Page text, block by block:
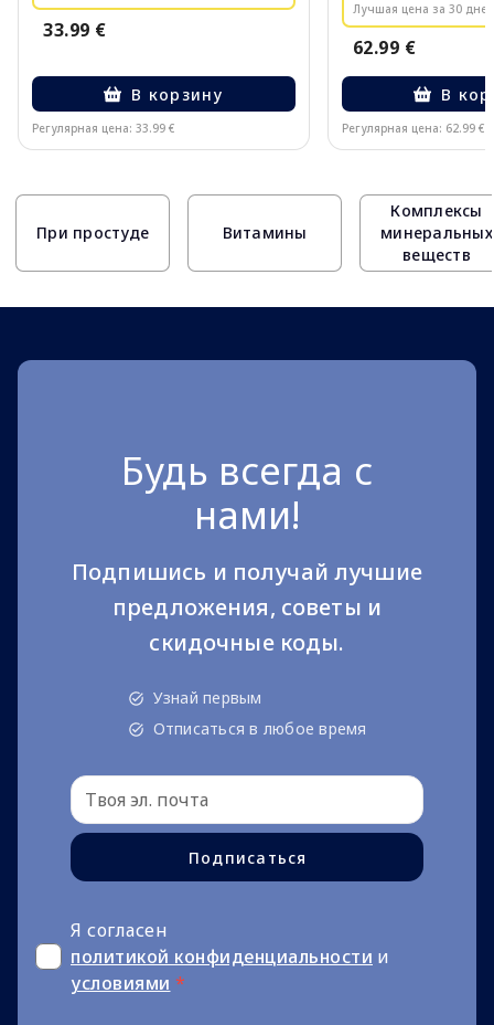
33.99 €
В корзину
Регулярная цена: 33.99 €
Лучшая цена за 30
62.99 €
В
Регулярная цена: 62.99 €
При простуде Витамины
Комплексы
минеральных
веществ
Будь всегда с
нами!
Подпишись и получай лучшие
предложения, советы и
скидочные коды.
Узнай первым
Отписаться в любое время
Подписаться
Я согласен
политикой конфиденциальности и
условиями *